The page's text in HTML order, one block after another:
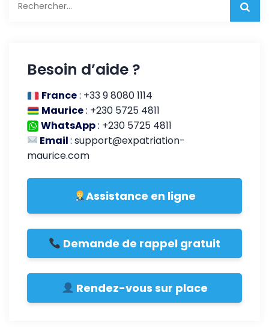
Besoin d’aide ?
France: +33 9 8080 1114
Maurice: +230 5725 4811
WhatsApp: +230 5725 4811
Email:support@expatriation-
maurice.com
Assistance en ligne
Demande de rappel gratuit
Rendez-vous sur place